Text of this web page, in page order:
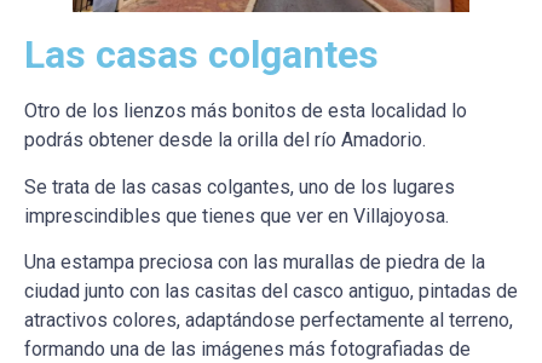
Las casas colgantes
Otro de los lienzos más bonitos de esta localidad lo
podrás obtener desde la orilla del río Amadorio.
Se trata de las casas colgantes, uno de los lugares
imprescindibles que tienes que ver en Villajoyosa.
Una estampa preciosa con las murallas de piedra de la
ciudad junto con las casitas del casco antiguo, pintadas de
atractivos colores, adaptándose perfectamente al terreno,
formando una de las imágenes más fotografiadas de